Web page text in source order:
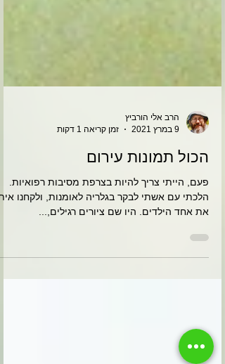
הרב אלי הורביץ
9 במרץ 2021
זמן קריאה 1 דקות
הכול תמונות עירום
הלכתי עם אשתי לבקר בגלריה לאומנות, ולקחנו